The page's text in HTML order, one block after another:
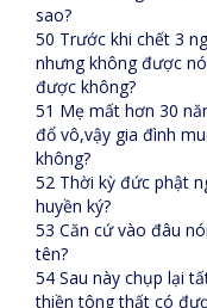
sao?
50 Trước khi chết 3
nhưng không được
được không?
51 Mẹ mất hơn 30
đổ vô,vậy gia đình
không?
52 Thời kỳ đức phật
huyền ký?
53 Căn cứ vào đâu
tên?
54 Sau này chụp lại
thiền tông thất có